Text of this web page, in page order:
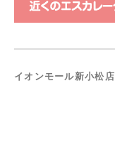
イオンモール新小松店